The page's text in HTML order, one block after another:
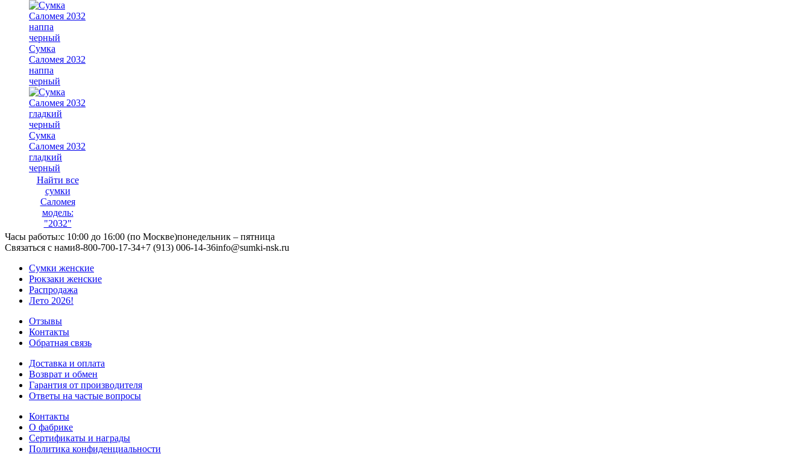
Сумка
Саломея 2032
наппа
черный
Сумка
Саломея 2032
гладкий
черный
Найти все
сумки
Саломея
модель:
"2032"
Часы работы:с 10:00 до 16:00 (по Москве)понедельник – пятница
Связаться с нами8-800-700-17-34+7 (913) 006-14-36info@sumki-nsk.ru
Сумки женские
Рюкзаки женские
Распродажа
Лето 2026!
Отзывы
Контакты
Обратная связь
Доставка и оплата
Возврат и обмен
Гарантия от производителя
Ответы на частые вопросы
Контакты
О фабрике
Сертификаты и награды
Политика конфиденциальности